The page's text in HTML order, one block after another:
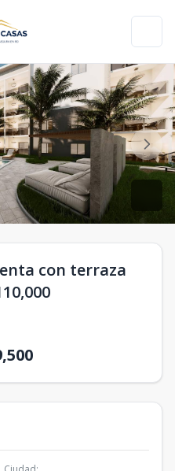
con terraza